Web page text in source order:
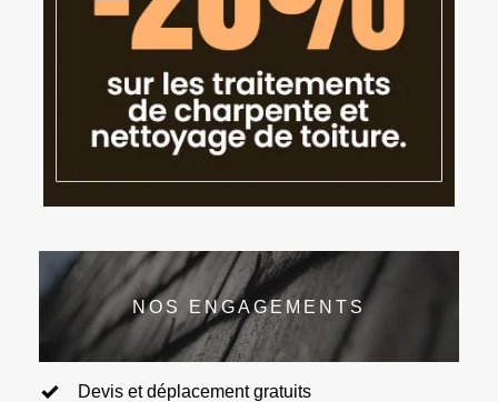
NOS ENGAGEMENTS
Devis et déplacement gratuits